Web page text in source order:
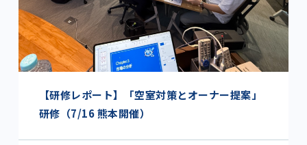
【研修レポート】「空室対策とオーナー提案」
研修（7/16 熊本開催）